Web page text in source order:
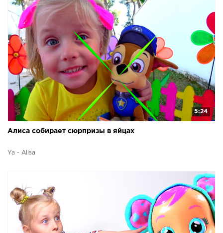
5:24
Алиса собирает сюрпризы в яйцах
Ya - Alisa